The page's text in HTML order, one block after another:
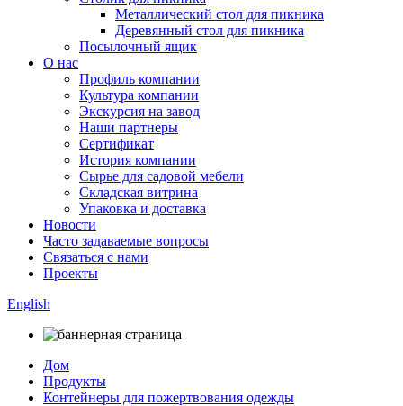
Металлический стол для пикника
Деревянный стол для пикника
Посылочный ящик
О нас
Профиль компании
Культура компании
Экскурсия на завод
Наши партнеры
Сертификат
История компании
Сырье для садовой мебели
Складская витрина
Упаковка и доставка
Новости
Часто задаваемые вопросы
Связаться с нами
Проекты
English
Дом
Продукты
Контейнеры для пожертвования одежды